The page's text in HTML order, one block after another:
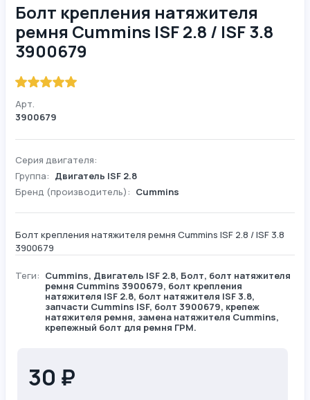
Болт крепления натяжителя
ремня Cummins ISF 2.8 / ISF 3.8
3900679
Арт.
3900679
Серия двигателя:
Группа: Двигатель ISF 2.8
Бренд (производитель): Cummins
Болт крепления натяжителя ремня Cummins ISF 2.8 / ISF 3.8
3900679
Теги: Cummins, Двигатель ISF 2.8, Болт, болт натяжителя
ремня Cummins 3900679, болт крепления
натяжителя ISF 2.8, болт натяжителя ISF 3.8,
запчасти Cummins ISF, болт 3900679, крепеж
натяжителя ремня, замена натяжителя Cummins,
крепежный болт для ремня ГРМ.
30 ₽